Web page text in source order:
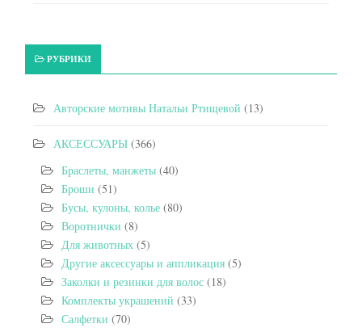
РУБРИКИ
Авторские мотивы Натальи Ртищевой (13)
АКСЕССУАРЫ (366)
Браслеты, манжеты (40)
Броши (51)
Бусы, кулоны, колье (80)
Воротнички (8)
Для животных (5)
Другие аксессуары и аппликация (5)
Заколки и резинки для волос (18)
Комплекты украшений (33)
Салфетки (70)